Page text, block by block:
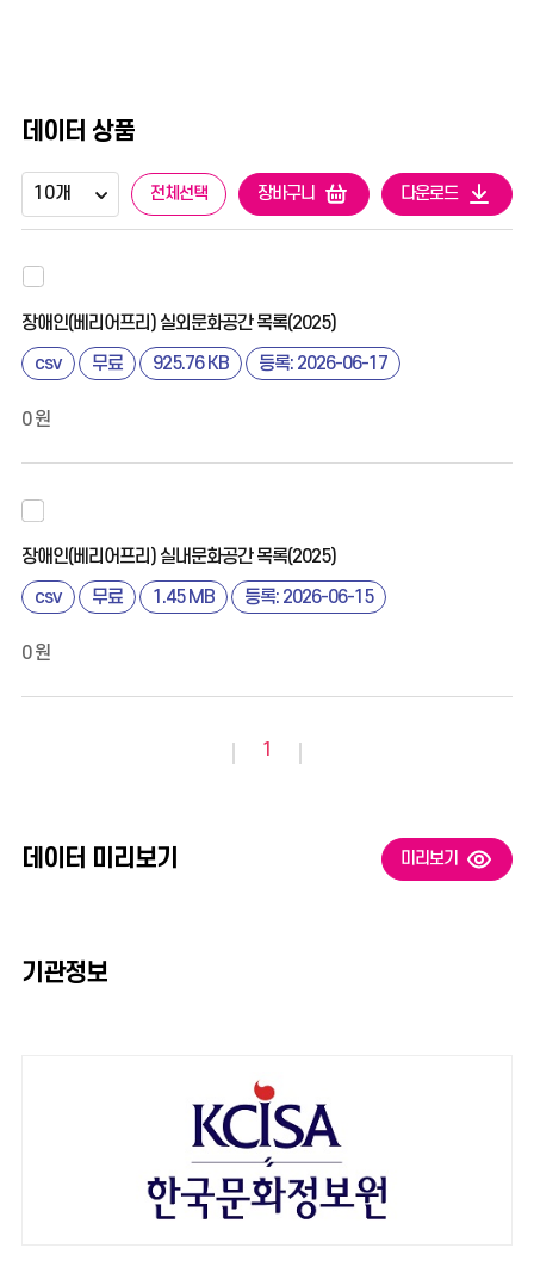
데이터 상품
전체선택 장바구니 다운로드
장애인(베리어프리) 실외문화공간 목록(2025)
csv
무료 925.76 KB 등록: 2026-06-17
0 원
장애인(베리어프리) 실내문화공간 목록(2025)
csv
무료 1.45 MB 등록: 2026-06-15
0 원
1
데이터 미리보기 미리보기
기관정보